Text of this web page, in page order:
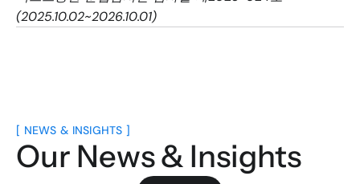
(2025.10.02~2026.10.01)
[ NEWS & INSIGHTS ]
Our News & Insights